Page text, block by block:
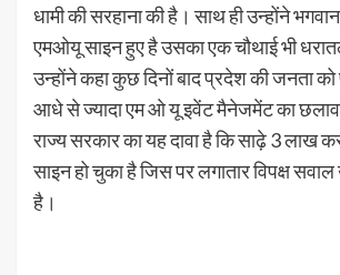
धामी की सरहाना की है। साथ ही उन्होंने
एमओयू साइन हुए है उसका एक चौथाई भी
उन्होंने कहा कुछ दिनों बाद प्रदेश की जनता
आधे से ज्यादा एम ओ यू इवेंट मैनेजमेंट का
राज्य सरकार का यह दावा है कि साढ़े 3 लाख
साइन हो चुका है जिस पर लगातार विपक्ष सवाल
है।